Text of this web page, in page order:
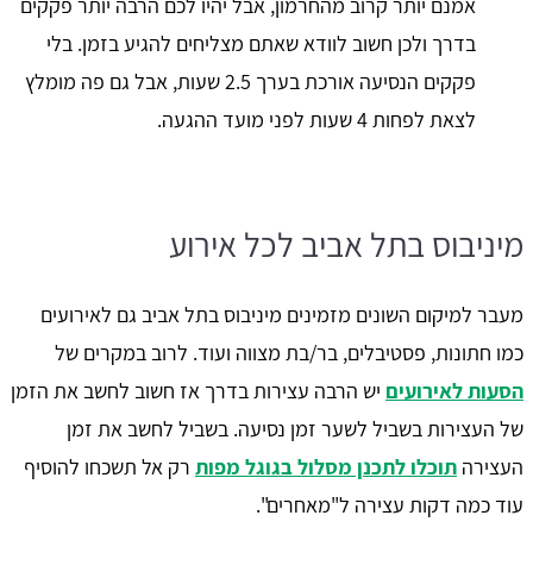
בדרך ולכן חשוב לוודא שאתם מצליחים להגיע בזמן. בלי
פקקים הנסיעה אורכת בערך 2.5 שעות, אבל גם פה מומלץ
לצאת לפחות 4 שעות לפני מועד ההגעה.
מיניבוס בתל אביב לכל אירוע
מעבר למיקום השונים מזמינים מיניבוס בתל אביב גם לאירועים
כמו חתונות, פסטיבלים, בר/בת מצווה ועוד. לרוב במקרים של
הסעות לאירועים יש הרבה עצירות בדרך אז חשוב לחשב את הזמן
של העצירות בשביל לשער זמן נסיעה. בשביל לחשב את זמן
העצירה תוכלו לתכנן מסלול בגוגל מפות רק אל תשכחו להוסיף
עוד כמה דקות עצירה ל"מאחרים".